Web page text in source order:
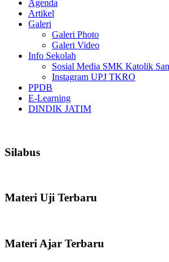
Agenda
Artikel
Galeri
Galeri Photo
Galeri Video
Info Sekolah
Sosial Media SMK Katolik
Instagram UPJ TKRO
PPDB
E-Learning
DINDIK JATIM
Silabus
Materi Uji Terbaru
Materi Ajar Terbaru